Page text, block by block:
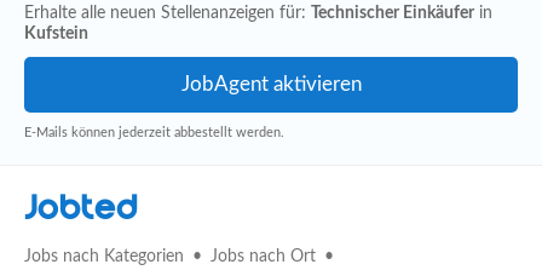
Erhalte alle neuen Stellenanzeigen für: Technischer Einkäufer in
Kufstein
E-Mails können jederzeit abbestellt werden.
Jobted
Jobs nach Kategorien Jobs nach Ort